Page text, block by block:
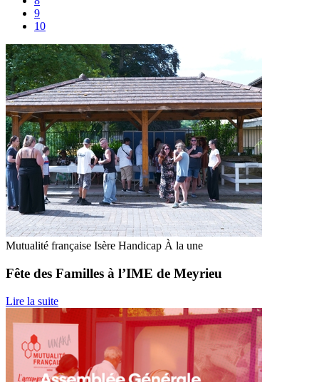
9
10
Mutualité française Isère Handicap À la une
Fête des Familles à l’IME de Meyrieu
Lire la suite